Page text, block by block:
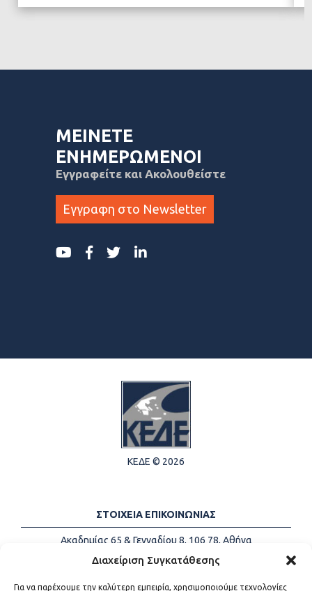
Διαχείριση Συγκατάθεσης
Για να παρέχουμε την καλύτερη εμπειρία, χρησιμοποιούμε τεχνολογίες
ΜΕΙΝΕΤΕ
ΕΝΗΜΕΡΩΜΕΝΟΙ
Εγγραφείτε και Ακολουθείστε
Εγγραφη στο Newsletter
ΚΕΔΕ © 2026
ΣΤΟΙΧΕΙΑ ΕΠΙΚΟΙΝΩΝΙΑΣ
Ακαδημίας 65 & Γενναδίου 8, 106 78, Αθήνα
Τηλέφωνα:
+30 213-2147500
Email:
info@kede.gr